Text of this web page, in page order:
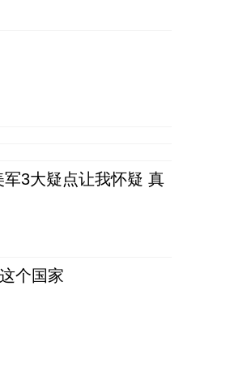
3大疑点让我怀疑 真
个国家